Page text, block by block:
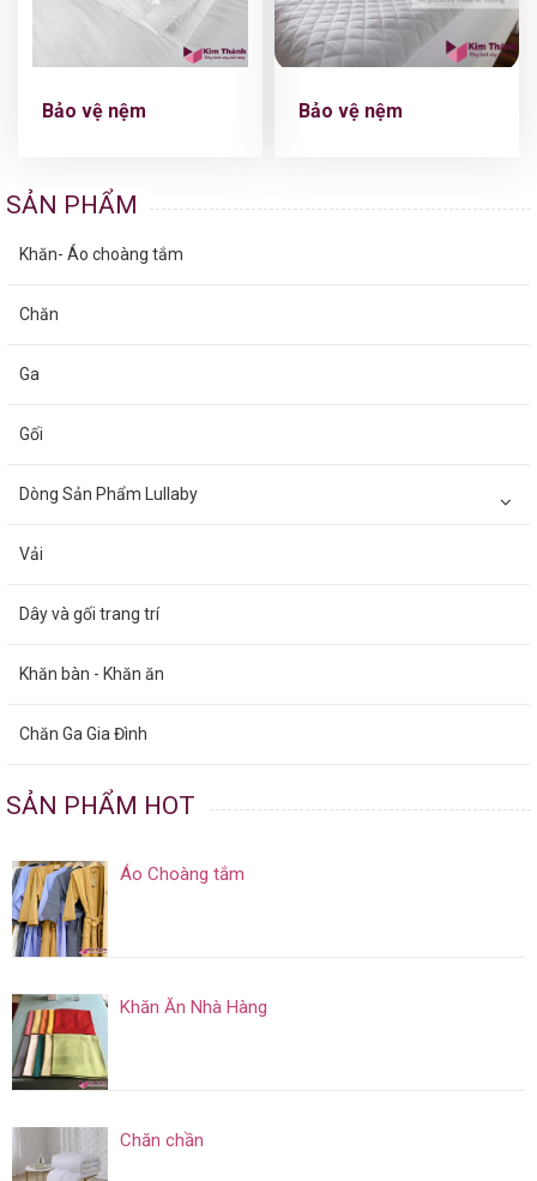
Bảo vệ nệm Bảo vệ nệm
SẢN PHẨM
Khăn- Áo choàng tắm
Chăn
Ga
Gối
Dòng Sản Phẩm Lullaby
Vải
Dây và gối trang trí
Khăn bàn - Khăn ăn
Chăn Ga Gia Đình
SẢN PHẨM HOT
Áo Choàng tắm
Khăn Ăn Nhà Hàng
Chăn chần